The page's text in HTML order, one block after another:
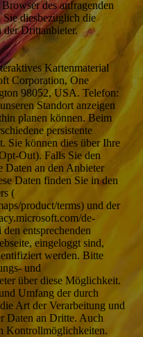
des anfragenden
Sie diesbezüglich die
der Drittanbieter.
Kartenmaterial
Corporation, One
98052, USA. Telefon:
Standort anzeigen
planen können. Beim
persistente
Sie können dies über Ihre
Out). Falls Sie den
Daten an den Anbieter
Daten finden Sie in den
(
product/terms) und der
de-
entsprechenden
eingeloggt sind,
werden. Bitte
und
über diese Möglichkeit.
Umfang der durch
Art der Verarbeitung und
Daten an Dritte. Auch
Kontrollmöglichkeiten.